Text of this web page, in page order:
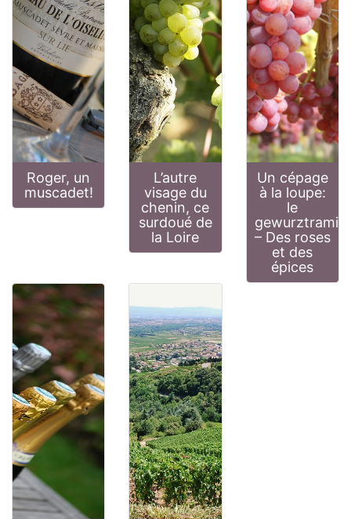
Roger, un
muscadet!
L’autre
visage du
chenin, ce
surdoué de
la Loire
Un cépage
à la loupe:
le
– Des roses
et des
épices